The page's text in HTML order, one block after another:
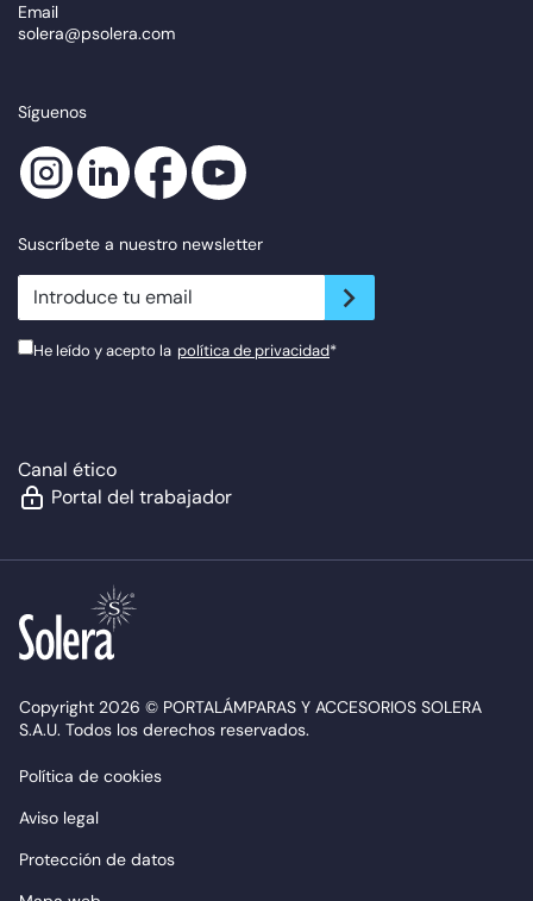
Email
solera@psolera.com
Síguenos
Suscríbete a nuestro newsletter
newsletter.suscribe
He leído y acepto la política de privacidad*
Canal ético
Portal del trabajador
Copyright 2026 © PORTALÁMPARAS Y ACCESORIOS SOLERA
S.A.U. Todos los derechos reservados.
Política de cookies
Aviso legal
Protección de datos